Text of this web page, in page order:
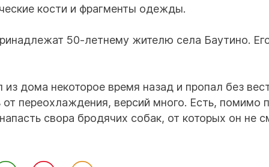
кости и фрагменты одежды.
50-летнему жителю села Баутино.
дома некоторое время назад и пропал без
переохлаждения, версий много. Есть, помимо
свора бродячих собак, от которых он не